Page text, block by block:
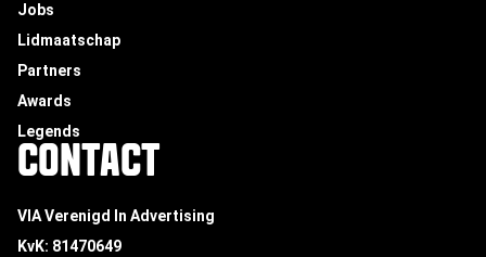
Jobs
Lidmaatschap
Partners
Awards
Legends
CONTACT
VIA Verenigd In Advertising
KvK: 81470649